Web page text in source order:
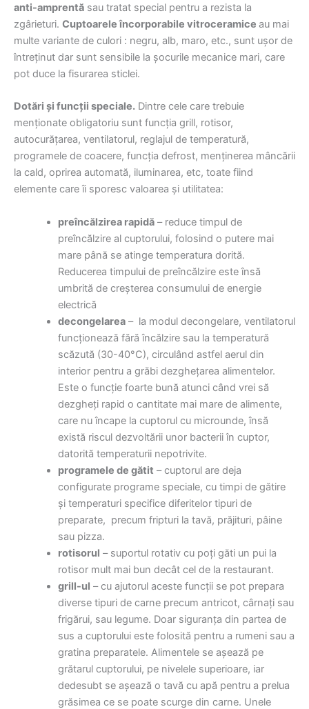
anti-amprentă sau tratat special pentru a rezista la
zgârieturi. Cuptoarele încorporabile vitroceramice au mai
multe variante de culori : negru, alb, maro, etc., sunt ușor de
întreținut dar sunt sensibile la șocurile mecanice mari, care
pot duce la fisurarea sticlei.
Dotări și funcții speciale. Dintre cele care trebuie
menționate obligatoriu sunt funcția grill, rotisor,
autocurățarea, ventilatorul, reglajul de temperatură,
programele de coacere, funcția defrost, menținerea mâncării
la cald, oprirea automată, iluminarea, etc, toate fiind
elemente care îi sporesc valoarea și utilitatea:
preîncălzirea rapidă– reduce timpul de
preîncălzire al cuptorului, folosind o putere mai
mare până se atinge temperatura dorită.
Reducerea timpului de preîncălzire este însă
umbrită de creșterea consumului de energie
electrică
decongelarea– la modul decongelare, ventilatorul
funcționează fără încălzire sau la temperatură
scăzută (30-40°C), circulând astfel aerul din
interior pentru a grăbi dezghețarea alimentelor.
Este o funcție foarte bună atunci când vrei să
dezgheți rapid o cantitate mai mare de alimente,
care nu încape la cuptorul cu microunde, însă
există riscul dezvoltării unor bacterii în cuptor,
datorită temperaturii nepotrivite.
programele de gătit – cuptorul are deja
configurate programe speciale, cu timpi de gătire
și temperaturi specifice diferitelor tipuri de
preparate, precum fripturi la tavă, prăjituri, pâine
sau pizza.
rotisorul – suportul rotativ cu poți găti un pui la
rotisor mult mai bun decât cel de la restaurant.
grill-ul – cu ajutorul aceste funcții se pot prepara
diverse tipuri de carne precum antricot, cârnați sau
frigărui, sau legume. Doar siguranța din partea de
sus a cuptorului este folosită pentru a rumeni sau a
gratina preparatele. Alimentele se așează pe
grătarul cuptorului, pe nivelele superioare, iar
dedesubt se așează o tavă cu apă pentru a prelua
grăsimea ce se poate scurge din carne. Unele